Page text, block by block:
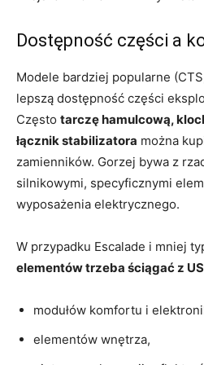
Dostępność części a
Modele bardziej popularne
lepszą dostępność części
Często tarczę hamulcową,
łącznik stabilizatora można
zamienników. Gorzej bywa z
silnikowymi, specyficznymi
wyposażenia elektrycznego.
W przypadku Escalade i mniej
elementów trzeba ściągać z
modułów komfortu i
elementów wnętrza,